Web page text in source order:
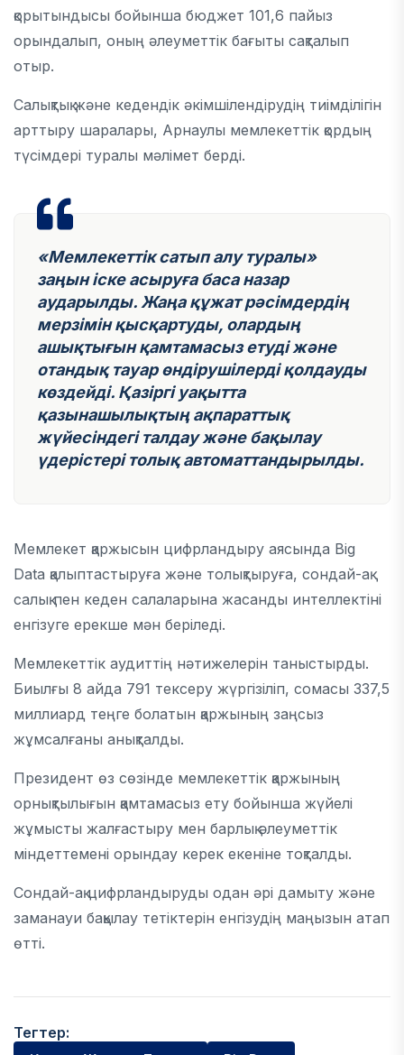
қорытындысы бойынша бюджет 101,6 пайыз
орындалып, оның әлеуметтік бағыты сақталып
отыр.
Салықтық және кедендік әкімшілендірудің тиімділігін
арттыру шаралары, Арнаулы мемлекеттік қордың
түсімдері туралы мәлімет берді.
«Мемлекеттік сатып алу туралы»
заңын іске асыруға баса назар
аударылды. Жаңа құжат рәсімдердің
мерзімін қысқартуды, олардың
ашықтығын қамтамасыз етуді және
отандық тауар өндірушілерді қолдауды
көздейді. Қазіргі уақытта
қазынашылықтың ақпараттық
жүйесіндегі талдау және бақылау
үдерістері толық автоматтандырылды.
Мемлекет қаржысын цифрландыру аясында Big
Data қалыптастыруға және толықтыруға, сондай-ақ
салық пен кеден салаларына жасанды интеллектіні
енгізуге ерекше мән беріледі.
Мемлекеттік аудиттің нәтижелерін таныстырды.
Биылғы 8 айда 791 тексеру жүргізіліп, сомасы 337,5
миллиард теңге болатын қаржының заңсыз
жұмсалғаны анықталды.
Президент өз сөзінде мемлекеттік қаржының
орнықтылығын қамтамасыз ету бойынша жүйелі
жұмысты жалғастыру мен барлық әлеуметтік
міндеттемені орындау керек екеніне тоқталды.
Сондай-ақ цифрландыруды одан әрі дамыту және
заманауи бақылау тетіктерін енгізудің маңызын атап
өтті.
Тегтер: